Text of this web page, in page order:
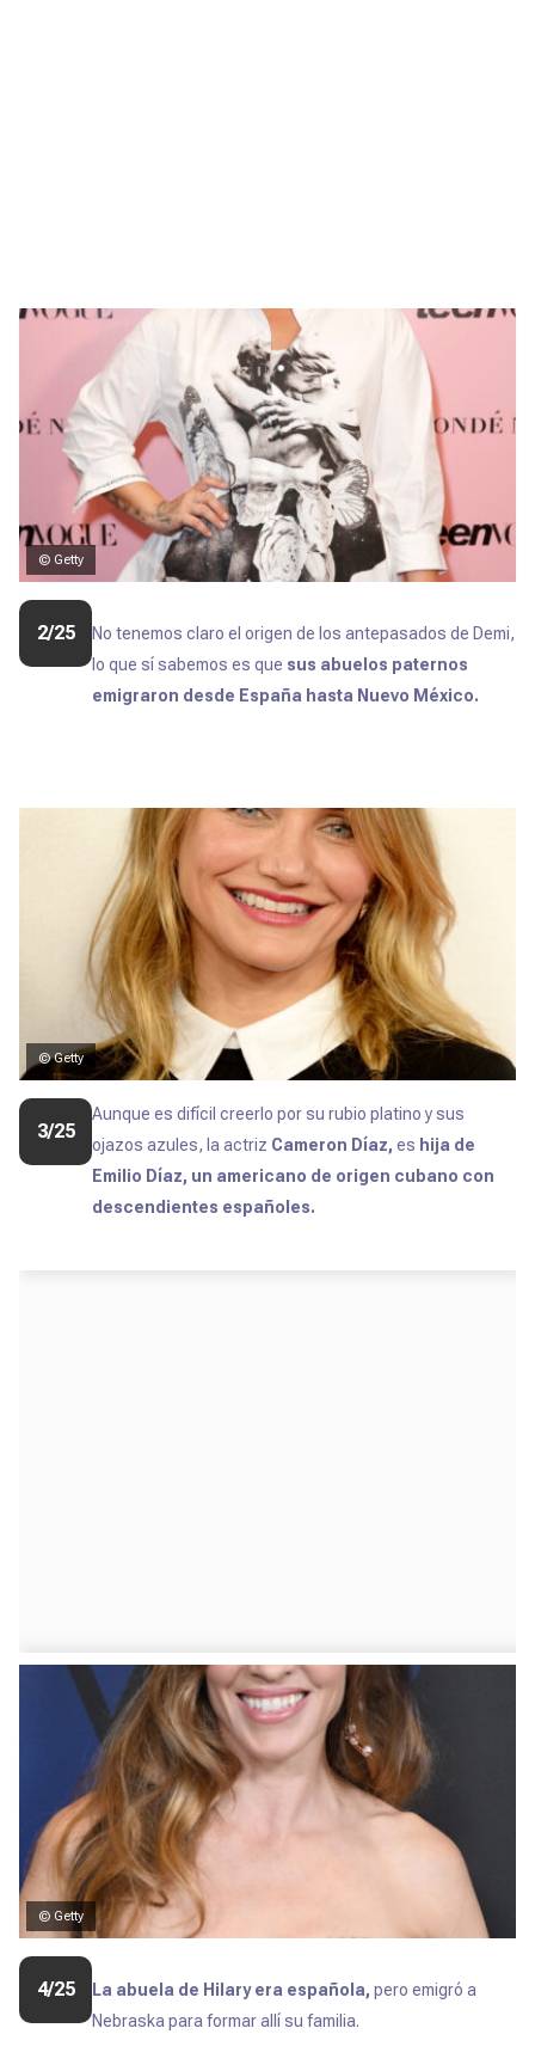
© Getty
2/25
No tenemos claro el origen de los antepasados de Demi,
lo que sí sabemos es que sus abuelos paternos
emigraron desde España hasta Nuevo México.
© Getty
3/25
Aunque es difícil creerlo por su rubio platino y sus
ojazos azules, la actriz Cameron Díaz, es hija de
Emilio Díaz, un americano de origen cubano con
descendientes españoles.
© Getty
4/25 La abuela de Hilary era española, pero emigró a
Nebraska para formar allí su familia.